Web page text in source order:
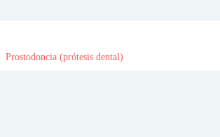
Prostodoncia (prótesis dental)